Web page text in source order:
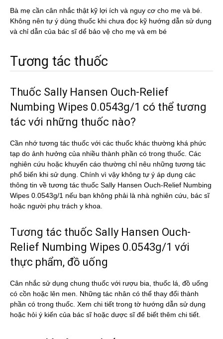
Bà mẹ cần cân nhắc thật kỹ lợi ích và nguy cơ cho mẹ và bé.
Không nên tự ý dùng thuốc khi chưa đọc kỹ hướng dẫn sử dụng
và chỉ dẫn của bác sĩ dể bảo vệ cho mẹ và em bé
Tương tác thuốc
Thuốc Sally Hansen Ouch-Relief
Numbing Wipes 0.0543g/1 có thể tương
tác với những thuốc nào?
Cần nhớ tương tác thuốc với các thuốc khác thường khá phức
tạp do ảnh hưởng của nhiều thành phần có trong thuốc. Các
nghiên cứu hoặc khuyến cáo thường chỉ nêu những tương tác
phổ biến khi sử dụng. Chính vì vậy không tự ý áp dụng các
thông tin về tương tác thuốc Sally Hansen Ouch-Relief Numbing
Wipes 0.0543g/1 nếu bạn không phải là nhà nghiên cứu, bác sĩ
hoặc người phụ trách y khoa.
Tương tác thuốc Sally Hansen Ouch-
Relief Numbing Wipes 0.0543g/1 với
thực phẩm, đồ uống
Cân nhắc sử dụng chung thuốc với rượu bia, thuốc lá, đồ uống
có cồn hoặc lên men. Những tác nhân có thể thay đổi thành
phần có trong thuốc. Xem chi tiết trong tờ hướng dẫn sử dụng
hoặc hỏi ý kiến của bác sĩ hoặc dược sĩ để biết thêm chi tiết.